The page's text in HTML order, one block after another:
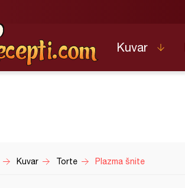
Kuvar
Kuvar Torte Plazma šnite